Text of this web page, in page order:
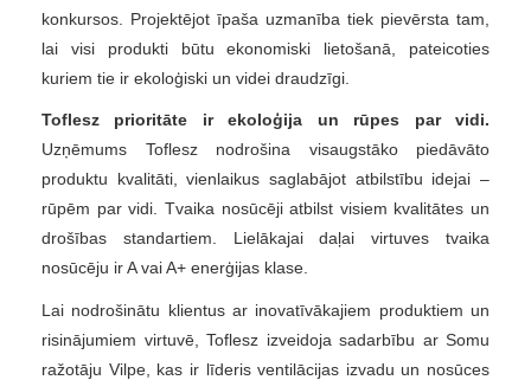
konkursos. Projektējot īpaša uzmanība tiek pievērsta tam,
lai visi produkti būtu ekonomiski lietošanā, pateicoties
kuriem tie ir ekoloģiski un videi draudzīgi.
Toflesz prioritāte ir ekoloģija un rūpes par vidi.
Uzņēmums Toflesz nodrošina visaugstāko piedāvāto
produktu kvalitāti, vienlaikus saglabājot atbilstību idejai –
rūpēm par vidi. Tvaika nosūcēji atbilst visiem kvalitātes un
drošības standartiem. Lielākajai daļai virtuves tvaika
nosūcēju ir A vai A+ enerģijas klase.
Lai nodrošinātu klientus ar inovatīvākajiem produktiem un
risinājumiem virtuvē, Toflesz izveidoja sadarbību ar Somu
ražotāju Vilpe, kas ir līderis ventilācijas izvadu un nosūces